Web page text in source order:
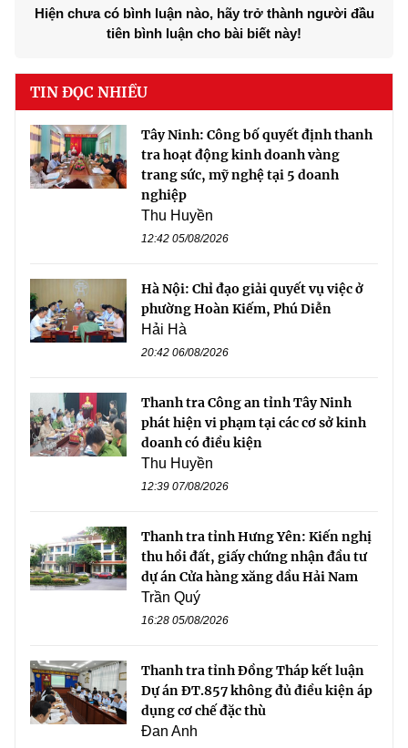
Hiện chưa có bình luận nào, hãy trở thành người đầu
tiên bình luận cho bài biết này!
TIN ĐỌC NHIỀU
Tây Ninh: Công bố quyết định thanh
tra hoạt động kinh doanh vàng
trang sức, mỹ nghệ tại 5 doanh
nghiệp
Thu Huyền
12:42 05/08/2026
Hà Nội: Chỉ đạo giải quyết vụ việc ở
phường Hoàn Kiếm, Phú Diễn
Hải Hà
20:42 06/08/2026
Thanh tra Công an tỉnh Tây Ninh
phát hiện vi phạm tại các cơ sở kinh
doanh có điều kiện
Thu Huyền
12:39 07/08/2026
Thanh tra tỉnh Hưng Yên: Kiến nghị
thu hồi đất, giấy chứng nhận đầu tư
dự án Cửa hàng xăng dầu Hải Nam
Trần Quý
16:28 05/08/2026
Thanh tra tỉnh Đồng Tháp kết luận
Dự án ĐT.857 không đủ điều kiện áp
dụng cơ chế đặc thù
Đan Anh